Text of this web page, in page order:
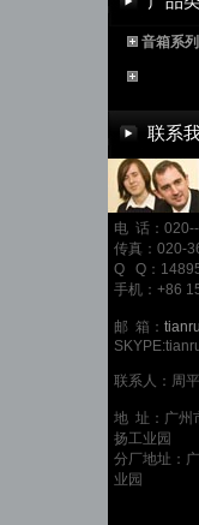
音箱系列
联系
电 话：
传真：020-
Q Q：
手机：+86
邮 箱：
联系人：周
地 址：广州
扬工业园
分厂地址：
业园